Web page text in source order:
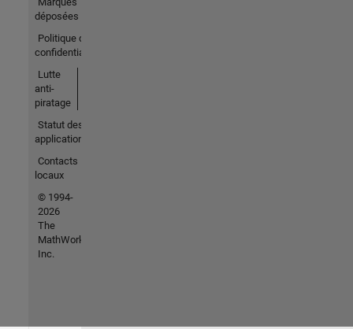
déposées
Politique de
confidentialité
Lutte
anti-
piratage
Statut des
applications
Contacts
locaux
© 1994-
2026
The
MathWorks,
Inc.